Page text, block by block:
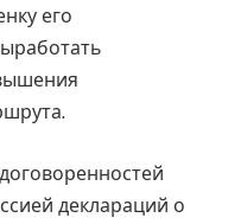
его
деклараций о